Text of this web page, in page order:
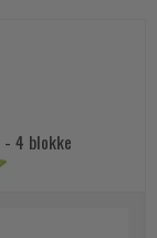
4 blokke